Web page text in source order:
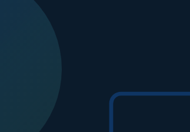
후조리를 선택하는가?
합니다. 출산의 기쁨도 잠시, 산모는 급격한
다.
산본제일병원 산후조리 시스템은 바로 이